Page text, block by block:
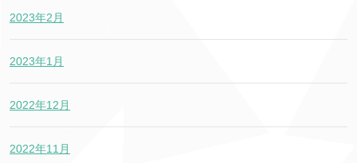
2023年2月
2023年1月
2022年12月
2022年11月